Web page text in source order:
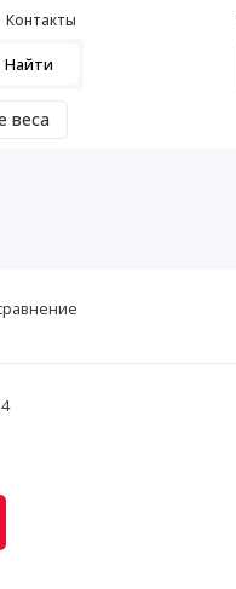
Контакты
Найти
веса